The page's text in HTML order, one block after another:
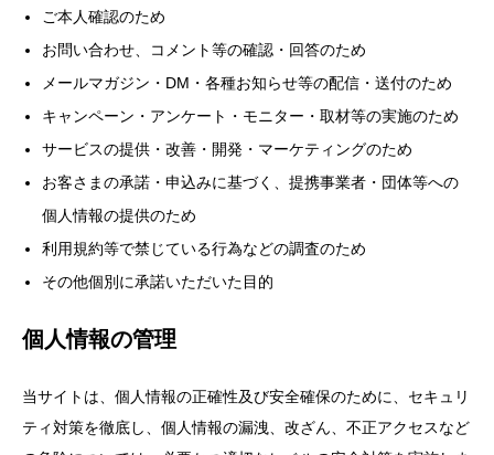
ご本人確認のため
お問い合わせ、コメント等の確認・回答のため
メールマガジン・DM・各種お知らせ等の配信・送付のため
キャンペーン・アンケート・モニター・取材等の実施のため
サービスの提供・改善・開発・マーケティングのため
お客さまの承諾・申込みに基づく、提携事業者・団体等への
個人情報の提供のため
利用規約等で禁じている行為などの調査のため
その他個別に承諾いただいた目的
個人情報の管理
当サイトは、個人情報の正確性及び安全確保のために、セキュリ
ティ対策を徹底し、個人情報の漏洩、改ざん、不正アクセスなど